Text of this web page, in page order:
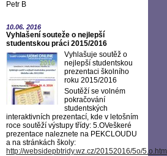
Petr B
10.06. 2016
Vyhlašení souteže o nejlepší
studentskou práci 2015/2016
Vyhlašuje soutěž o
nejlepší studentskou
prezentaci školního
roku 2015/2016
Soutěží se volném
pokračování
studentských
interaktivních prezentací, kde v letošním
roce soutěží výstupy třídy: 5.OVeškeré
prezentace naleznete na PEKCLOUDU
a na stránkách školy:
http://websidepbtridy.wz.cz/20152016/5o/5.o.htm